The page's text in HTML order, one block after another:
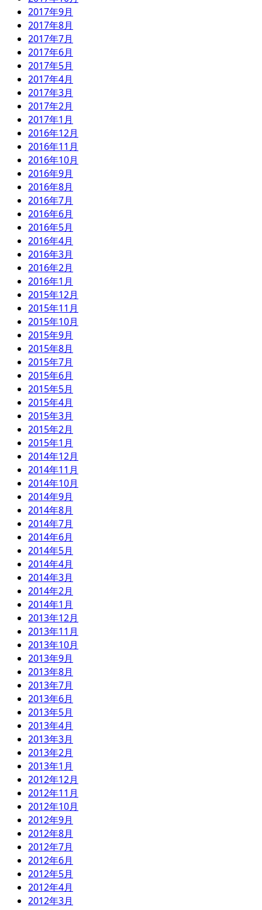
2017年9月
2017年8月
2017年7月
2017年6月
2017年5月
2017年4月
2017年3月
2017年2月
2017年1月
2016年12月
2016年11月
2016年10月
2016年9月
2016年8月
2016年7月
2016年6月
2016年5月
2016年4月
2016年3月
2016年2月
2016年1月
2015年12月
2015年11月
2015年10月
2015年9月
2015年8月
2015年7月
2015年6月
2015年5月
2015年4月
2015年3月
2015年2月
2015年1月
2014年12月
2014年11月
2014年10月
2014年9月
2014年8月
2014年7月
2014年6月
2014年5月
2014年4月
2014年3月
2014年2月
2014年1月
2013年12月
2013年11月
2013年10月
2013年9月
2013年8月
2013年7月
2013年6月
2013年5月
2013年4月
2013年3月
2013年2月
2013年1月
2012年12月
2012年11月
2012年10月
2012年9月
2012年8月
2012年7月
2012年6月
2012年5月
2012年4月
2012年3月